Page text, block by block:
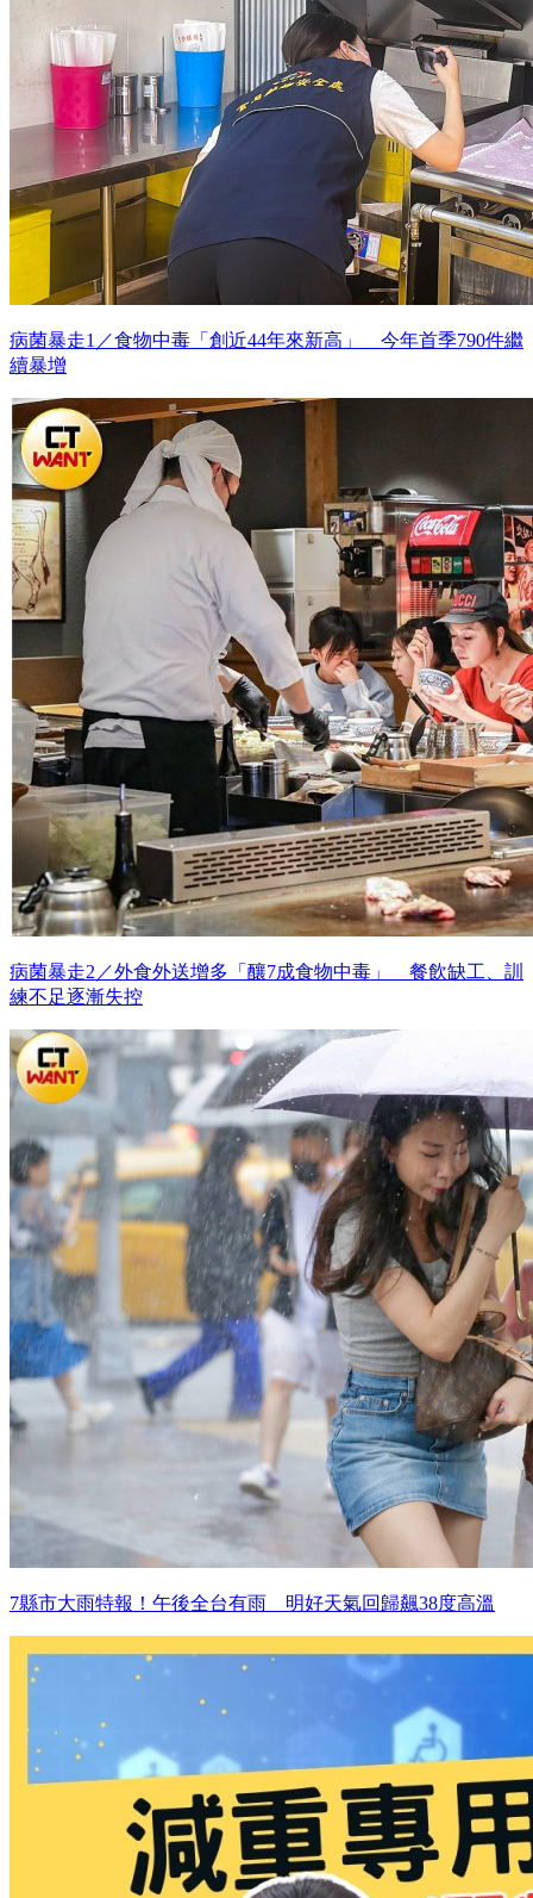
病菌暴走1／食物中毒「創近44年來新高」 今年首季790件繼
續暴增
病菌暴走2／外食外送增多「釀7成食物中毒」 餐飲缺工、訓
練不足逐漸失控
7縣市大雨特報！午後全台有雨 明好天氣回歸飆38度高溫